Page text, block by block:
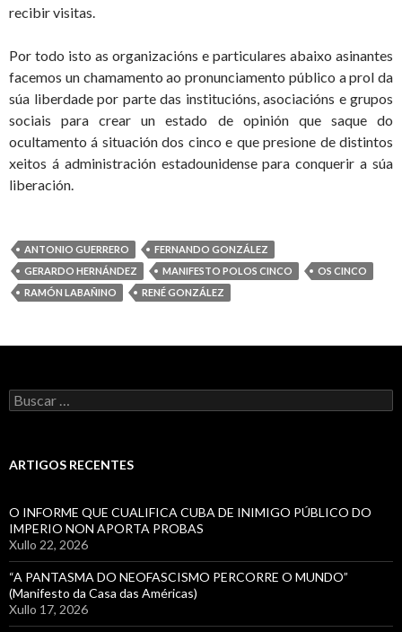
recibir visitas.
Por todo isto as organizacións e particulares abaixo asinantes
facemos un chamamento ao pronunciamento público a prol da
súa liberdade por parte das institucións, asociacións e grupos
sociais para crear un estado de opinión que saque do
ocultamento á situación dos cinco e que presione de distintos
xeitos á administración estadounidense para conquerir a súa
liberación.
ANTONIO GUERRERO
FERNANDO GONZÁLEZ
GERARDO HERNÁNDEZ
MANIFESTO POLOS CINCO
OS CINCO
RAMÓN LABAÑINO
RENÉ GONZÁLEZ
Buscar:
ARTIGOS RECENTES
O INFORME QUE CUALIFICA CUBA DE INIMIGO PÚBLICO DO
IMPERIO NON APORTA PROBAS
Xullo 22, 2026
“A PANTASMA DO NEOFASCISMO PERCORRE O MUNDO”
(Manifesto da Casa das Américas)
Xullo 17, 2026